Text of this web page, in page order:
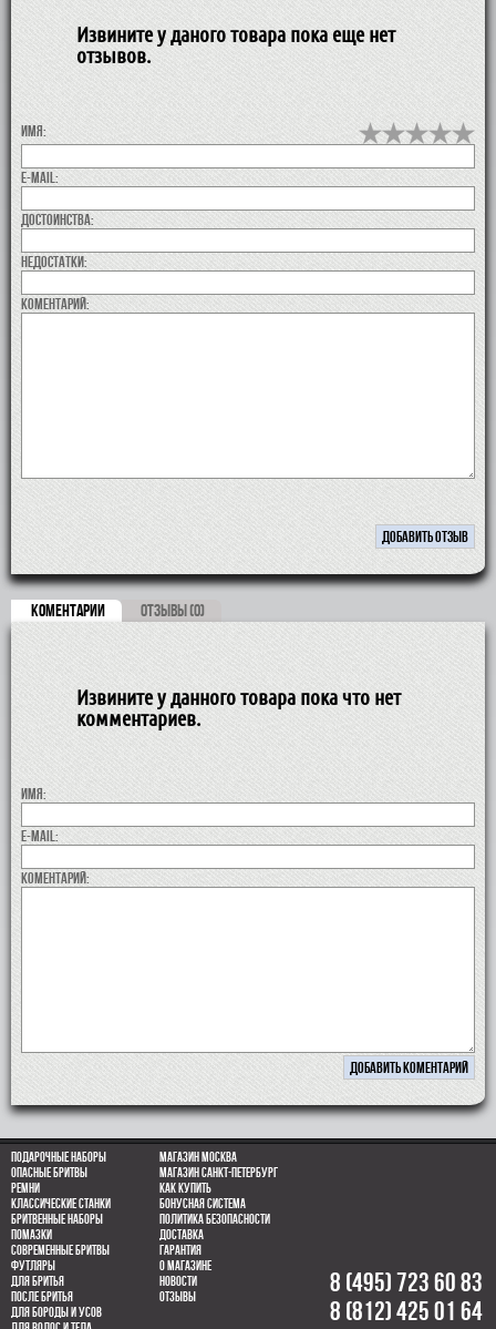
Извините у даного товара пока еще нет
отзывов.
Имя:
E-MAIL:
Достоинства:
недостатки:
коментарий:
КОМЕНТАРИИ ОТЗЫВЫ (0)
Извините у данного товара пока что нет
комментариев.
Имя:
E-MAIL:
коментарий:
Подарочные наборы
Опасные бритвы
Ремни
Классические станки
Бритвенные наборы
Помазки
Современные бритвы
Футляры
Для бритья
После бритья
Для бороды и усов
Магазин Москва
Магазин Санкт-Петербург
Как купить
Бонусная система
Политика безопасности
Доставка
Гарантия
О магазине
Новости
Отзывы
8 (495) 723 60 83
8 (812) 425 01 64